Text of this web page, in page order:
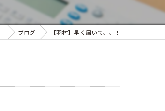
ブログ 【羽村】早く届いて、、！